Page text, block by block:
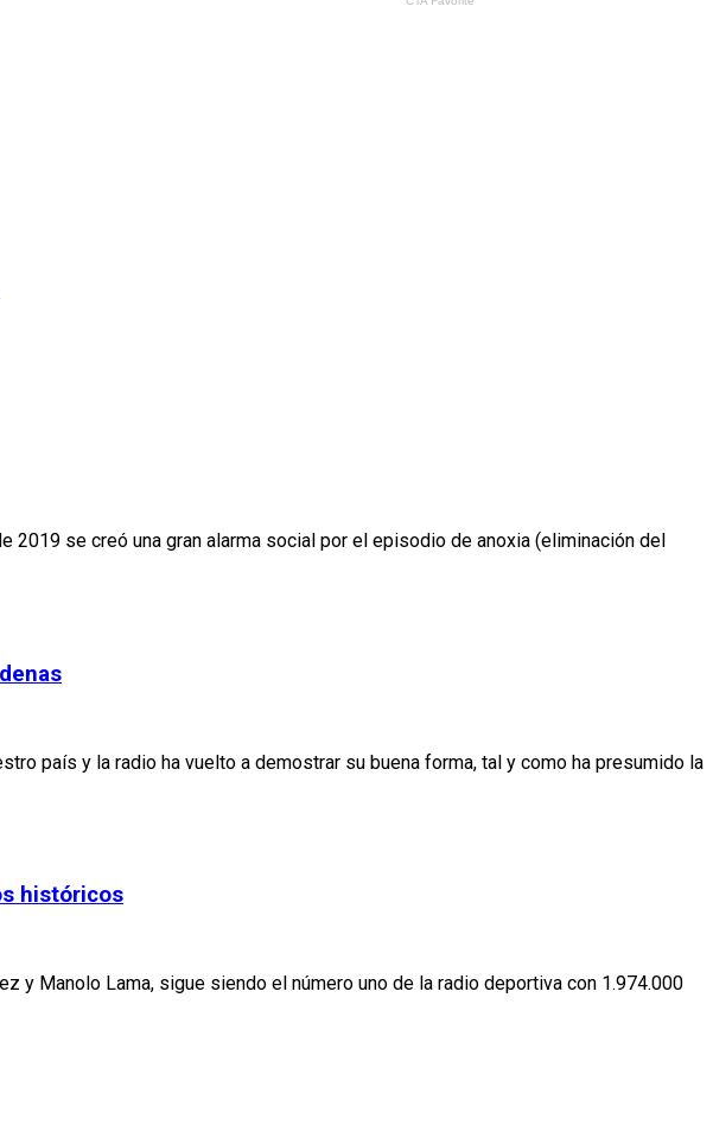
se creó una gran alarma social por el episodio de anoxia (eliminación del
país y la radio ha vuelto a demostrar su buena forma, tal y como ha presumido la
históricos
y Manolo Lama, sigue siendo el número uno de la radio deportiva con 1.974.000